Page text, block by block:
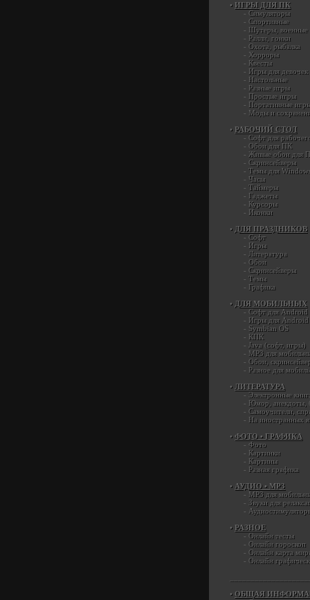
• ИГРЫ ДЛЯ ПК
- Симуляторы
- Спортивные
- Шутеры, военные
- Ралли, гонки
- Охота, рыбалка
- Хорроры
- Квесты
- Игры для девочек
- Настольные
- Разные игры
- Простые игры
- Портативные
- Моды и
• РАБОЧИЙ СТОЛ
- Софт для
- Обои для ПК
- Живые обои для
- Скринсейверы
- Темы для
- Часы
- Таймеры
- Гаджеты
- Курсоры
- Иконки
• ДЛЯ ПРАЗДНИКОВ
- Софт
- Игры
- Литература
- Обои
- Скринсейверы
- Темы
- Графика
• ДЛЯ МОБИЛЬНЫХ
- Софт для Android
- Игры для Android
- Symbian OS
- КПК
- Java (софт, игры)
- MP3 для
- Обои,
- Разное для
• ЛИТЕРАТУРА
- Электронные
- Юмор, анекдоты,
- Самоучители,
- На иностранных
• ФОТО • ГРАФИКА
- Фото
- Картинки
- Картины
- Разная графика
• АУДИО • МР3
- MP3 для
- Звуки для
-
• РАЗНОЕ
- Онлайн тесты
- Онлайн гороскоп
- Онлайн карта
- Онлайн
• ОБЩАЯ